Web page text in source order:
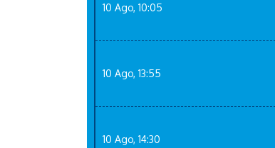
10 Ago, 10:05
10 Ago, 13:55
10 Ago, 14:30